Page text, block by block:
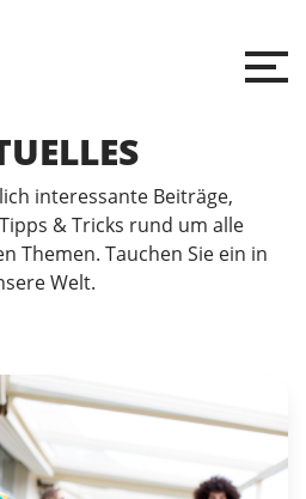
interessante Beiträge,
& Tricks rund um alle
Themen. Tauchen Sie ein in
Welt.